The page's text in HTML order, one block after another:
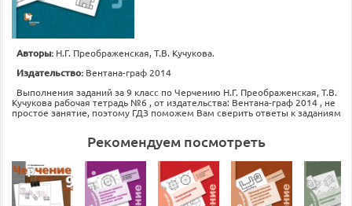
Авторы: Н.Г. Преображенская, Т.В. Кучукова.
Издательство: Вентана-граф 2014
Выполнения заданий за 9 класс по Черчению Н.Г. Преображенская, Т.В.
Кучукова рабочая тетрадь №6 , от издательства: Вентана-граф 2014 , не
простое занятие, поэтому ГДЗ поможем Вам сверить ответы к заданиям
Рекомендуем посмотреть